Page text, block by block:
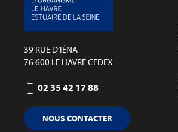
39 RUE D’IÉNA
76 600 LE HAVRE CEDEX
02 35 42 17 88
NOUS CONTACTER